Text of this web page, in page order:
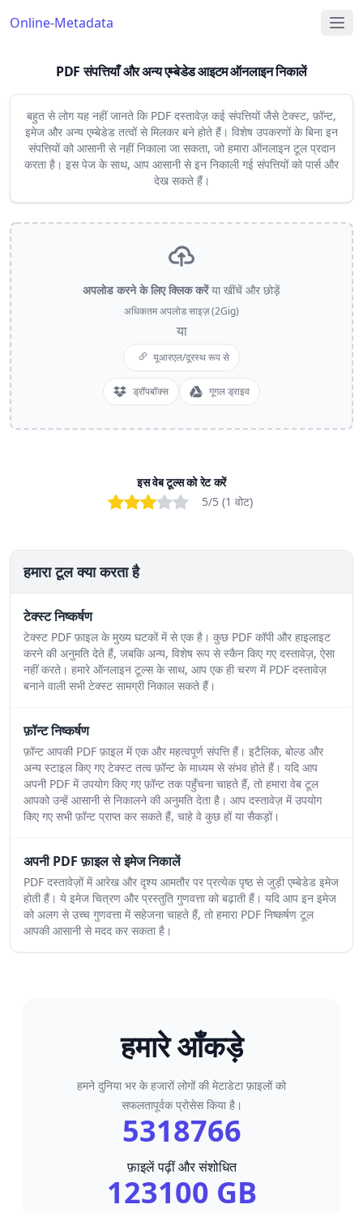
Online-Metadata
PDF संपत्तियाँ और अन्य एम्बेडेड आइटम ऑनलाइन निकालें
बहुत से लोग यह नहीं जानते कि PDF दस्तावेज़ कई संपत्तियों जैसे टेक्स्ट, फ़ॉन्ट,
इमेज और अन्य एम्बेडेड तत्वों से मिलकर बने होते हैं। विशेष उपकरणों के बिना इन
संपत्तियों को आसानी से नहीं निकाला जा सकता, जो हमारा ऑनलाइन टूल प्रदान
करता है। इस पेज के साथ, आप आसानी से इन निकाली गई संपत्तियों को पार्स और
देख सकते हैं।
अपलोड करने के लिए क्लिक करें या खींचें और छोड़ें
अधिकतम अपलोड साइज़ (2Gig)
या
यूआरएल/दूरस्थ रूप से
ड्रॉपबॉक्स गूगल ड्राइव
इस वेब टूल्स को रेट करें
BadPoorOKGoodExcellent
5/5 (1 वोट)
हमारा टूल क्या करता है
टेक्स्ट निष्कर्षण
टेक्स्ट PDF फ़ाइल के मुख्य घटकों में से एक है। कुछ PDF कॉपी और हाइलाइट
करने की अनुमति देते हैं, जबकि अन्य, विशेष रूप से स्कैन किए गए दस्तावेज़, ऐसा
नहीं करते। हमारे ऑनलाइन टूल्स के साथ, आप एक ही चरण में PDF दस्तावेज़
बनाने वाली सभी टेक्स्ट सामग्री निकाल सकते हैं।
फ़ॉन्ट निष्कर्षण
फ़ॉन्ट आपकी PDF फ़ाइल में एक और महत्वपूर्ण संपत्ति हैं। इटैलिक, बोल्ड और
अन्य स्टाइल किए गए टेक्स्ट तत्व फ़ॉन्ट के माध्यम से संभव होते हैं। यदि आप
अपनी PDF में उपयोग किए गए फ़ॉन्ट तक पहुँचना चाहते हैं, तो हमारा वेब टूल
आपको उन्हें आसानी से निकालने की अनुमति देता है। आप दस्तावेज़ में उपयोग
किए गए सभी फ़ॉन्ट प्राप्त कर सकते हैं, चाहे वे कुछ हों या सैकड़ों।
अपनी PDF फ़ाइल से इमेज निकालें
PDF दस्तावेज़ों में आरेख और दृश्य आमतौर पर प्रत्येक पृष्ठ से जुड़ी एम्बेडेड इमेज
होती हैं। ये इमेज चित्रण और प्रस्तुति गुणवत्ता को बढ़ाती हैं। यदि आप इन इमेज
को अलग से उच्च गुणवत्ता में सहेजना चाहते हैं, तो हमारा PDF निष्कर्षण टूल
आपकी आसानी से मदद कर सकता है।
हमारे आँकड़े
हमने दुनिया भर के हजारों लोगों की मेटाडेटा फ़ाइलों को
सफलतापूर्वक प्रोसेस किया है।
5318766
फ़ाइलें पढ़ीं और संशोधित
123100 GB